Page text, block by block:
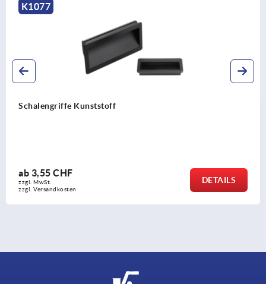
K1077
Schalengriffe Kunststoff
ab 3,55 CHF
zzgl. MwSt.
zzgl. Versandkosten
DETAILS